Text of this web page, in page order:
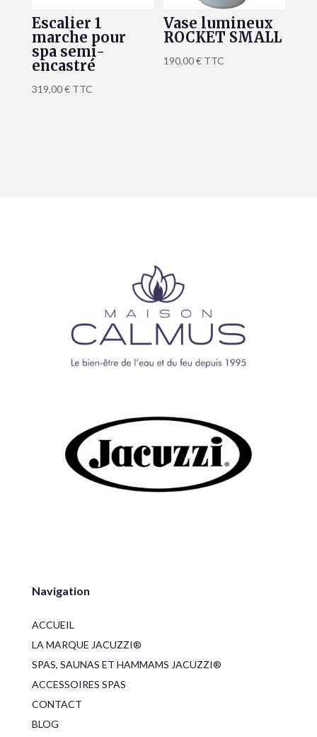
Escalier 1
marche pour
spa semi-
encastré
319,00€ TTC
Vase lumineux
ROCKET SMALL
190,00€ TTC
Navigation
ACCUEIL
LA MARQUE JACUZZI®
SPAS, SAUNAS ET HAMMAMS JACUZZI®
ACCESSOIRES SPAS
CONTACT
BLOG